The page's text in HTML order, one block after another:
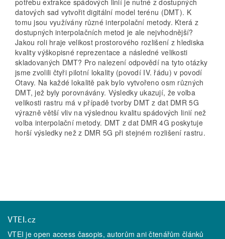
datových sad vytvořit digitální model terénu (DMT). K
tomu jsou využívány různé interpolační metody. Která z
dostupných interpolačních metod je ale nejvhodnější?
Jakou roli hraje velikost prostorového rozlišení z hlediska
kvality výškopisné reprezentace a následné velikosti
skladovaných DMT? Pro nalezení odpovědí na tyto otázky
jsme zvolili čtyři pilotní lokality (povodí IV. řádu) v povodí
Otavy. Na každé lokalitě pak bylo vytvořeno osm různých
DMT, jež byly porovnávány. Výsledky ukazují, že volba
velikosti rastru má v případě tvorby DMT z dat DMR 5G
výrazně větší vliv na výslednou kvalitu spádových linií než
volba interpolační metody. DMT z dat DMR 4G poskytuje
horší výsledky než z DMR 5G při stejném rozlišení rastru.
VTEI.cz
VTEI je open access časopis, autorům ani čtenářům článků